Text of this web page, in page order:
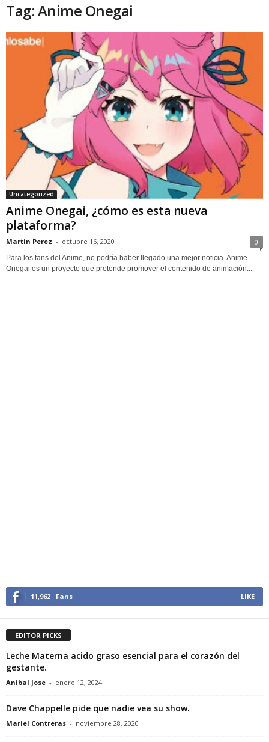
Tag: Anime Onegai
Uncategorized
Anime Onegai, ¿cómo es esta nueva
plataforma?
Martin Perez - octubre 16, 2020 0
Para los fans del Anime, no podría haber llegado una mejor noticia. Anime
Onegai es un proyecto que pretende promover el contenido de animación...
11,962 Fans LIKE
EDITOR PICKS
Leche Materna acido graso esencial para el corazón del
gestante.
Anibal Jose - enero 12, 2024
Dave Chappelle pide que nadie vea su show.
Mariel Contreras - noviembre 28, 2020